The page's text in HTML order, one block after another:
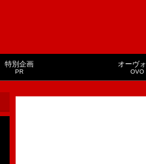
特別企画
PR
オーヴォ
OVO